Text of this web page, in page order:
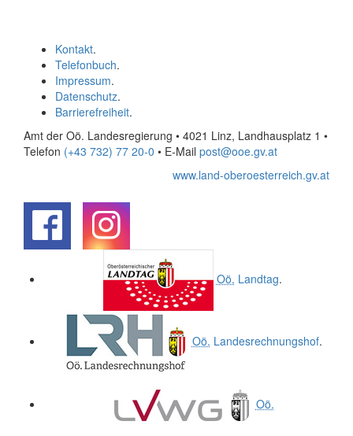
Kontakt.
Telefonbuch.
Impressum.
Datenschutz.
Barrierefreiheit.
Amt der Oö. Landesregierung • 4021 Linz, Landhausplatz 1 •
Telefon (+43 732) 77 20-0 • E-Mail post@ooe.gv.at
www.land-oberoesterreich.gv.at
Oö. Landtag.
Oö. Landesrechnungshof.
Oö.